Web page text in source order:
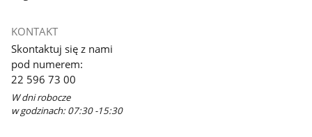
KONTAKT
Skontaktuj się z nami
pod numerem:
22 596 73 00
W dni robocze
w godzinach: 07:30 -15:30